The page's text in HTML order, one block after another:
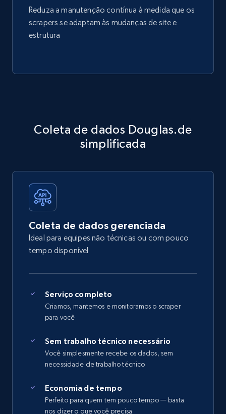
Reduza a manutenção contínua à medida que os
scrapers se adaptam às mudanças de site e
estrutura
Coleta de dados Douglas.de
simplificada
Coleta de dados gerenciada
Ideal para equipes não técnicas ou com pouco
tempo disponível
Serviço completo
Criamos, mantemos e monitoramos o scraper
para você
Sem trabalho técnico necessário
Você simplesmente recebe os dados, sem
necessidade de trabalho técnico
Economia de tempo
Perfeito para quem tem pouco tempo — basta
nos dizer o que você precisa